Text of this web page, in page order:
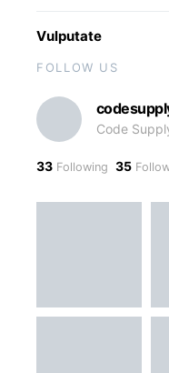
Vulputate
FOLLOW US
Code
33 Following 35